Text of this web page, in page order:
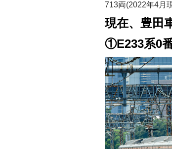
713両(2022年4月
現在、豊田
①E233系0